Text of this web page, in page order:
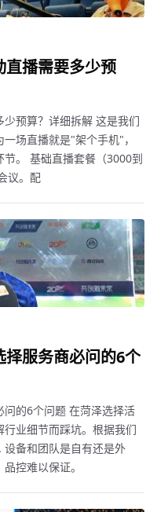
直播需要多少预
预算？详细拆解 这是我们
场直播就是"架个手机"，
。 基础直播套餐（3000到
议。配
服务商必问的6个
的6个问题 在菏泽选择活
业细节而踩坑。根据我们
备和团队是自有还是外
控难以保证。